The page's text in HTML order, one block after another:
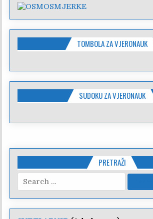
TOMBOLA ZA VJERONAUK
SUDOKU ZA VJERONAUK
PRETRAŽI
Search
for: